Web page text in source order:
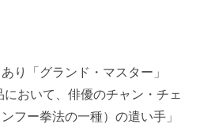
り「グランド・マスター」
において、俳優のチャン・チェ
フー拳法の一種）の遣い手」